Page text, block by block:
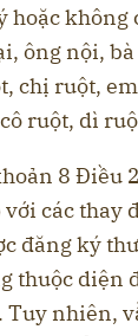
hoặc không
ông nội,
chị ruột,
ruột, dì
8 Điều
các thay
đăng ký
thuộc diện
Tuy nhiên,